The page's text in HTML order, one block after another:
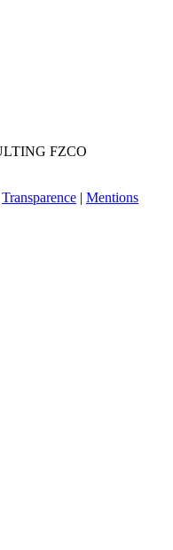
FZCO
Transparence | Mentions